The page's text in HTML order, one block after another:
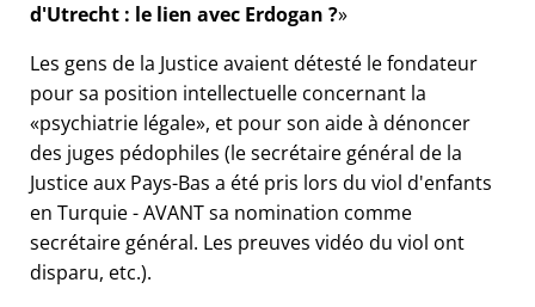
d'Utrecht : le lien avec Erdogan ?
Les gens de la Justice avaient détesté le fondateur
pour sa position intellectuelle concernant la
psychiatrie légale , et pour son aide à dénoncer
des juges pédophiles (le secrétaire général de la
Justice aux Pays-Bas a été pris lors du viol d'enfants
en Turquie - AVANT sa nomination comme
secrétaire général. Les preuves vidéo du viol ont
disparu, etc.).